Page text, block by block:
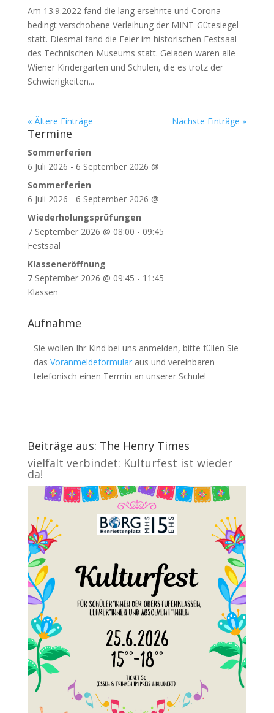
Am 13.9.2022 fand die lang ersehnte und Corona
bedingt verschobene Verleihung der MINT-Gütesiegel
statt. Diesmal fand die Feier im historischen Festsaal
des Technischen Museums statt. Geladen waren alle
Wiener Kindergärten und Schulen, die es trotz der
Schwierigkeiten...
« Ältere Einträge Nächste Einträge »
Termine
Sommerferien
6 Juli 2026 - 6 September 2026 @
Sommerferien
6 Juli 2026 - 6 September 2026 @
Wiederholungsprüfungen
7 September 2026 @ 08:00 - 09:45
Festsaal
Klasseneröffnung
7 September 2026 @ 09:45 - 11:45
Klassen
Aufnahme
Sie wollen Ihr Kind bei uns anmelden, bitte füllen Sie
das Voranmeldeformularaus und vereinbaren
telefonisch einen Termin an unserer Schule!
Beiträge aus: The Henry Times
vielfalt verbindet: Kulturfest ist wieder
da!